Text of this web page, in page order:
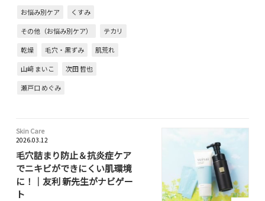
お悩み別ケア
くすみ
その他（お悩み別ケア）
テカリ
乾燥
毛穴・黒ずみ
肌荒れ
山﨑 まいこ
次田 哲也
瀬戸口 めぐみ
Skin Care
2026.03.12
毛穴詰まり防止＆抗炎症ケア
でニキビができにくい肌環境
に！｜友利 新先生がナビゲー
ト